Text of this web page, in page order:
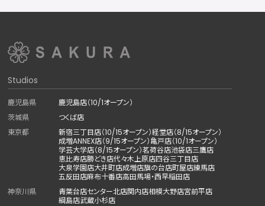
Studios
鹿児島県
鹿児島店（10/1オープン）
茨城県
つくば店
東京都
新宿三丁目店（10/15オープン）経堂店（8/15オープン）
成増ANNEX店（9/15オープン）亀戸店（10/1オープン）
学芸大学店（8/15オープン）茗荷谷店池袋店三鷹店
恵比寿店勝どき店代々木上原店四谷三丁目店
大泉学園店大井町店成増店旗の台店町屋店練馬店
五反田店麻布十番店高田馬場・西早稲田店
神奈川県
青葉台店センター北店関内店相模大野店宮前平店
綱島店武蔵小杉店